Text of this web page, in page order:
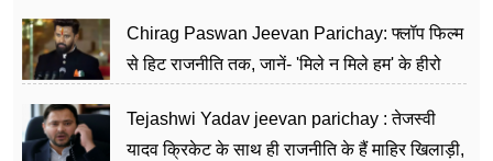
Chirag Paswan Jeevan Parichay: फ्लॉप फिल्म
से हिट राजनीति तक, जानें- 'मिले न मिले हम' के हीरो
Tejashwi Yadav jeevan parichay : तेजस्वी
यादव क्रिकेट के साथ ही राजनीति के हैं माहिर खिलाड़ी,